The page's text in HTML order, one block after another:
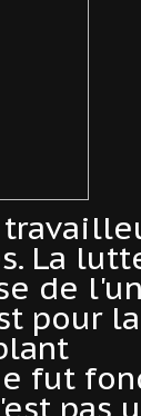
La
de
pour la
fut
pas